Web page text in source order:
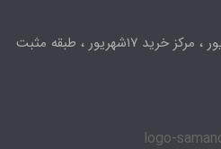
مشهد ، میدان ۱۷شهریور ، مرکز خرید ۱۷شهریور ، طبقه مثبت